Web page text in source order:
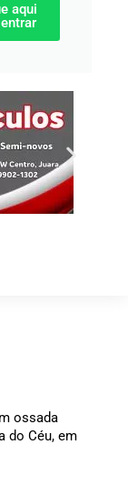
aqui
ossada
do Céu, em